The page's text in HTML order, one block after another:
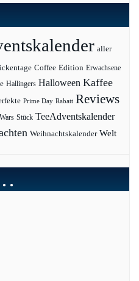
aller
Coffee Edition Erwachsene
Hallingers Halloween Kaffee
Prime Day Rabatt Reviews
Stück TeeAdventskalender
Weihnachtskalender Welt